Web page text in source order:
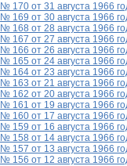
№ 170 от 31 августа 1966
№ 169 от 30 августа 1966
№ 168 от 28 августа 1966
№ 167 от 27 августа 1966
№ 166 от 26 августа 1966
№ 165 от 24 августа 1966
№ 164 от 23 августа 1966
№ 163 от 21 августа 1966
№ 162 от 20 августа 1966
№ 161 от 19 августа 1966
№ 160 от 17 августа 1966
№ 159 от 16 августа 1966
№ 158 от 14 августа 1966
№ 157 от 13 августа 1966
№ 156 от 12 августа 1966